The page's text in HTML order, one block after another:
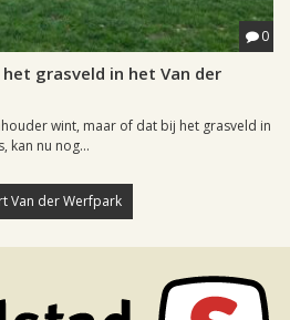
0
grasveld in het Van der
wint, maar of dat bij het grasveld in
kan nu nog...
Van der Werfpark